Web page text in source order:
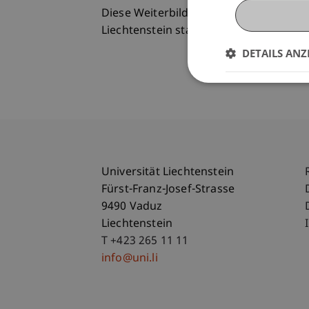
Diese Weiterbildungsveranstaltung
Liechtenstein statt.
Universität Liechtenstein
Fürst-Franz-Josef-Strasse
9490 Vaduz
Liechtenstein
T +423 265 11 11
info@uni.li
DETAILS